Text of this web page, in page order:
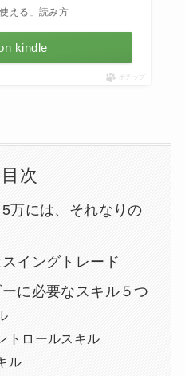
える」読み方
kindle
ポチップ
目次
万には、それなりの
イングトレード
に必要なスキル５つ
トロールスキル
ル